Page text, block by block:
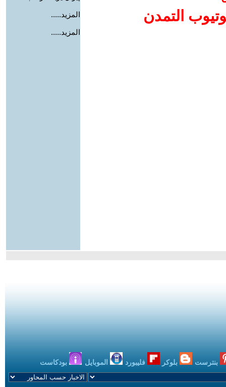
التمدن
المزيد.....
المزيد.....
بنترست بلوكر فليبورد الموبايل بودكاست